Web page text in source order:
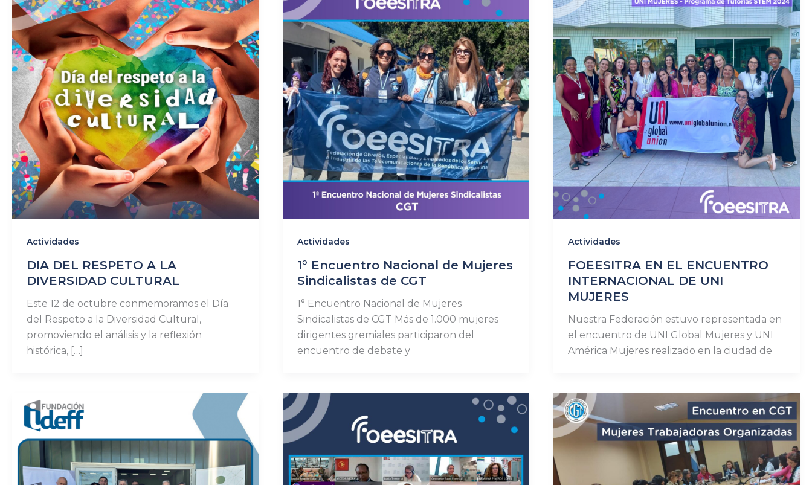
Actividades
DIA DEL RESPETO A LA
DIVERSIDAD CULTURAL
Este 12 de octubre conmemoramos el Día
del Respeto a la Diversidad Cultural,
promoviendo el análisis y la reflexión
histórica, […]
Actividades
1° Encuentro Nacional de Mujeres
Sindicalistas de CGT
1° Encuentro Nacional de Mujeres
Sindicalistas de CGT Más de 1.000 mujeres
dirigentes gremiales participaron del
encuentro de debate y
Actividades
FOEESITRA EN EL ENCUENTRO
INTERNACIONAL DE UNI
MUJERES
Nuestra Federación estuvo representada en
el encuentro de UNI Global Mujeres y UNI
América Mujeres realizado en la ciudad de